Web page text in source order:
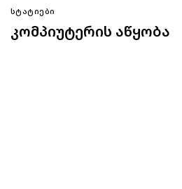
ᲡᲢᲐᲢᲘᲔᲑᲘ
კომპიუტერის აწყობა